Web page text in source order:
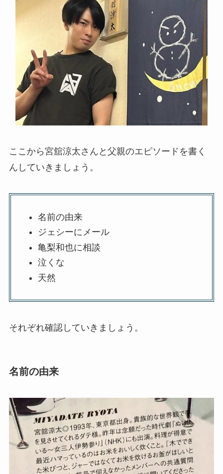
ここから宮舘涼太さんと父親のエピソードを書く
んしていきましょう。
名前の由来
ジェシーにメール
亀梨和也に相談
泣くな
天然
それぞれ確認していきましょう。
名前の由来